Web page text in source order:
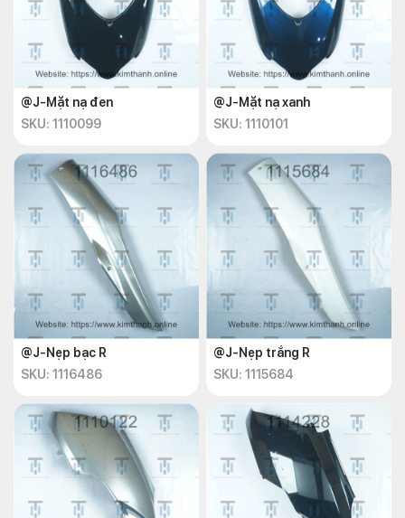
@J-Mặt nạ đen
SKU: 1110099
@J-Mặt nạ xanh
SKU: 1110101
@J-Nẹp bạc R
SKU: 1116486
@J-Nẹp trắng R
SKU: 1115684